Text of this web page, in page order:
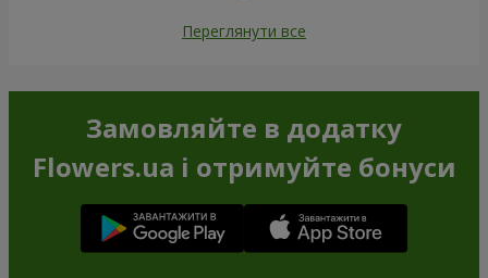
Переглянути все
Замовляйте в додатку
Flowers.ua і отримуйте бонуси